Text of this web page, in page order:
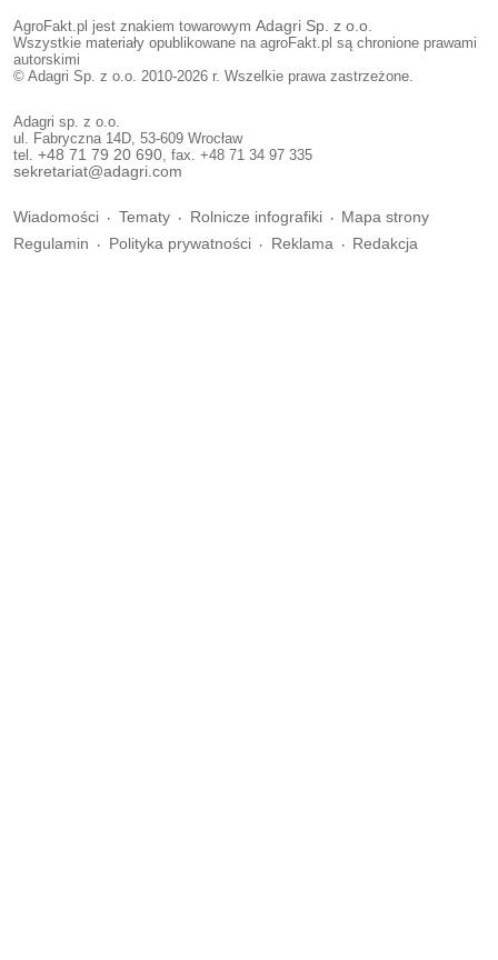
AgroFakt.pl jest znakiem towarowym Adagri Sp. z o.o.
Wszystkie materiały opublikowane na agroFakt.pl są chronione prawami
autorskimi
© Adagri Sp. z o.o. 2010-2026 r. Wszelkie prawa zastrzeżone.
Adagri sp. z o.o.
ul. Fabryczna 14D, 53-609 Wrocław
tel. +48 71 79 20 690 , fax. +48 71 34 97 335
sekretariat@adagri.com
Wiadomości Tematy Rolnicze infografiki
Mapa strony
Regulamin
Polityka prywatności Reklama Redakcja